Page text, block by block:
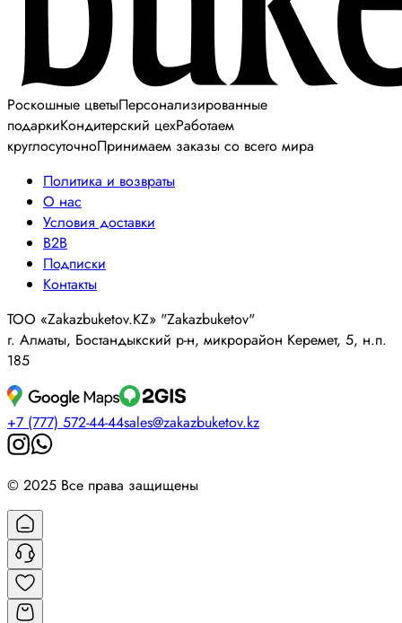
Роскошные цветыПерсонализированные
подаркиКондитерский цехРаботаем
круглосуточноПринимаем заказы со всего мира
Политика и возвраты
О нас
Условия доставки
B2B
Подписки
Контакты
ТОО «Zakazbuketov.KZ» "Zakazbuketov"
г. Алматы, Бостандыкский р-н, микрорайон Керемет, 5, н.п.
185
+7 (777) 572-44-44sales@zakazbuketov.kz
© 2025 Все права защищены